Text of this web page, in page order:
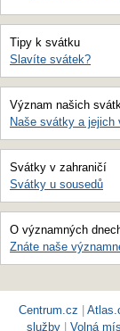
Tipy k svátku
Slavíte svátek?
Význam našich
Naše svátky a jejich
Svátky v zahraničí
Svátky u sousedů
O významných
Znáte naše
Centrum.cz
služby
Volná